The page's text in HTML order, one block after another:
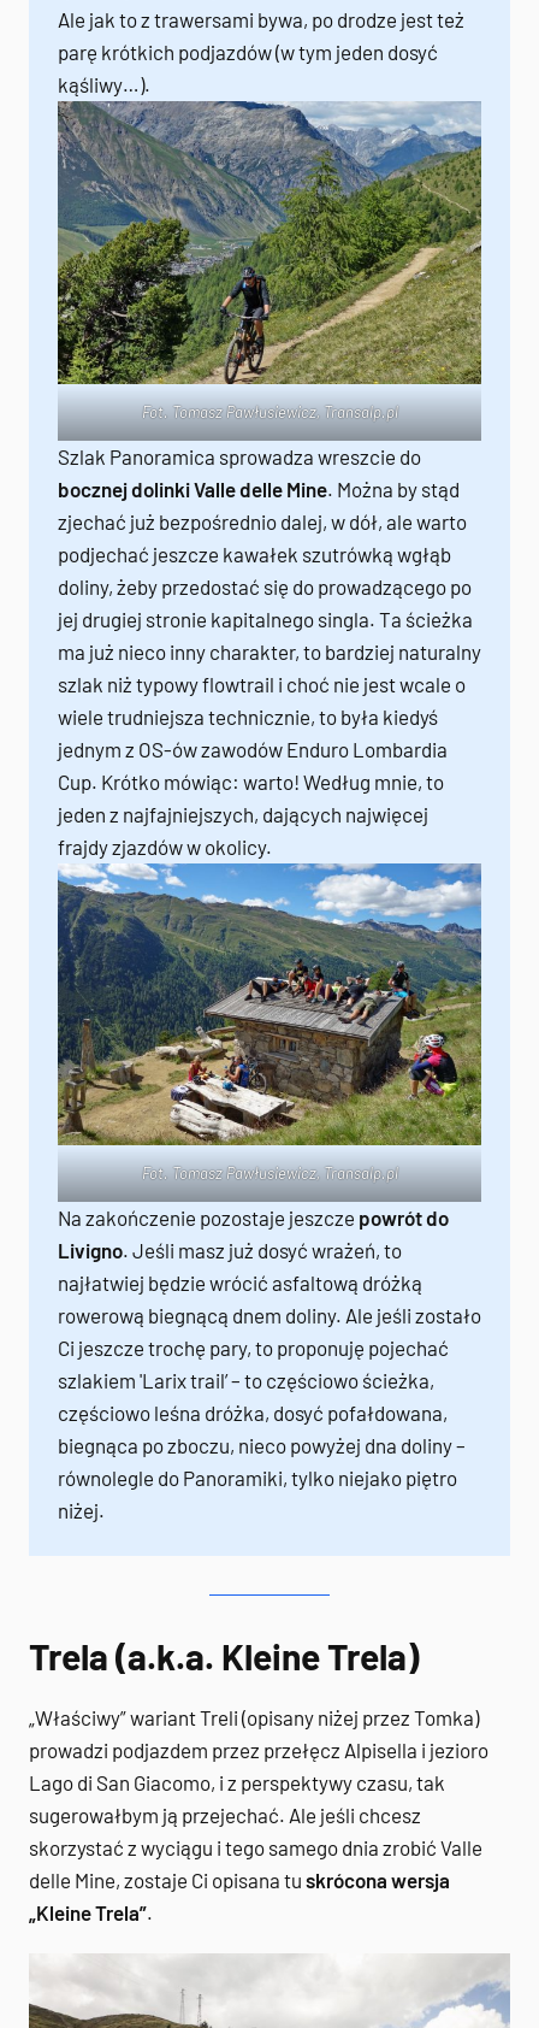
Ale jak to z trawersami bywa, po drodze jest też
parę krótkich podjazdów (w tym jeden dosyć
kąśliwy…).
Fot. Tomasz Pawłusiewicz, Transalp.pl
Szlak Panoramica sprowadza wreszcie do
bocznej dolinki Valle delle Mine. Można by stąd
zjechać już bezpośrednio dalej, w dół, ale warto
podjechać jeszcze kawałek szutrówką wgłąb
doliny, żeby przedostać się do prowadzącego po
jej drugiej stronie kapitalnego singla. Ta ścieżka
ma już nieco inny charakter, to bardziej naturalny
szlak niż typowy flowtrail i choć nie jest wcale o
wiele trudniejsza technicznie, to była kiedyś
jednym z OS-ów zawodów Enduro Lombardia
Cup. Krótko mówiąc: warto! Według mnie, to
jeden z najfajniejszych, dających najwięcej
frajdy zjazdów w okolicy.
Fot. Tomasz Pawłusiewicz,Transalp.pl
Na zakończenie pozostaje jeszcze powrót do
Livigno. Jeśli masz już dosyć wrażeń, to
najłatwiej będzie wrócić asfaltową dróżką
rowerową biegnącą dnem doliny. Ale jeśli zostało
Ci jeszcze trochę pary, to proponuję pojechać
szlakiem 'Larix trail’ – to częściowo ścieżka,
częściowo leśna dróżka, dosyć pofałdowana,
biegnąca po zboczu, nieco powyżej dna doliny –
równolegle do Panoramiki, tylko niejako piętro
niżej.
Trela (a.k.a. Kleine Trela)
„Właściwy” wariant Treli (opisany niżej przez Tomka)
prowadzi podjazdem przez przełęcz Alpisella i jezioro
Lago di San Giacomo, i z perspektywy czasu, tak
sugerowałbym ją przejechać. Ale jeśli chcesz
skorzystać z wyciągu i tego samego dnia zrobić Valle
delle Mine, zostaje Ci opisana tu skrócona wersja
„Kleine Trela”.